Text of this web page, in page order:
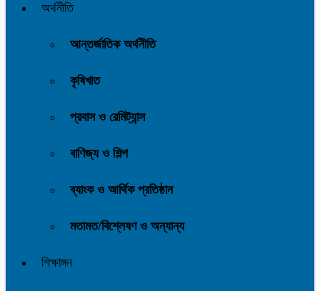
অর্থনীতি
আন্তর্জাতিক অর্থনীতি
কৃষিখাত
প্রবাস ও রেমিট্যান্স
বাণিজ্য ও শিল্প
ব্যাংক ও আর্থিক প্রতিষ্ঠান
মতামত/বিশ্লেষণ ও অন্যান্য
শিক্ষাঙ্গন